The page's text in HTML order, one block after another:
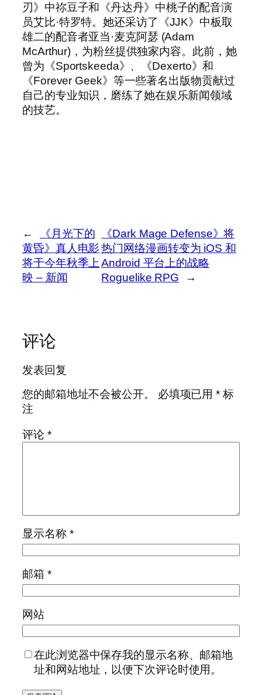
刃》中祢豆子和《丹达丹》中桃子的配音演
员艾比·特罗特。她还采访了《JJK》中板取
雄二的配音者亚当·麦克阿瑟 (Adam
McArthur)，为粉丝提供独家内容。此前，她
曾为《Sportskeeda》、《Dexerto》和
《Forever Geek》等一些著名出版物贡献过
自己的专业知识，磨练了她在娱乐新闻领域
的技艺。
←
《月光下的
黄昏》真人电影
将于今年秋季上
映 – 新闻
《Dark Mage Defense》将
热门网络漫画转变为 iOS 和
Android 平台上的战略
Roguelike RPG
→
评论
发表回复
您的邮箱地址不会被公开。
必填项已用* 标
注
评论 *
显示名称 *
邮箱 *
网站
在此浏览器中保存我的显示名称、邮箱地
址和网站地址，以便下次评论时使用。